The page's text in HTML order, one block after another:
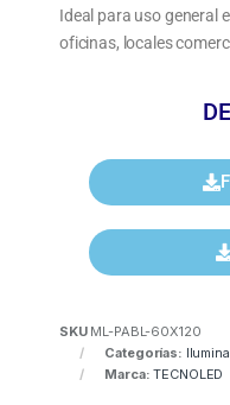
Ideal para uso general
oficinas, locales
SKU ML-PABL-60X120
Categorías:
Marca: TECNOLED